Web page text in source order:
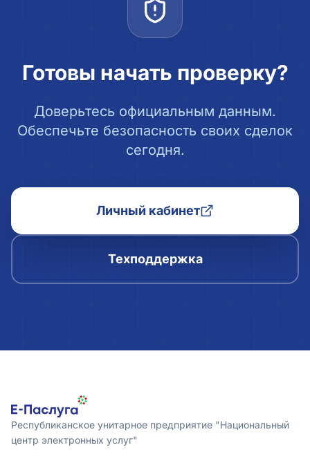
Готовы начать проверку?
Доверьтесь официальным данным.
Обеспечьте безопасность своих сделок
сегодня.
Личный кабинет
Техподдержка
Республиканское унитарное предприятие "Национальный
центр электронных услуг"